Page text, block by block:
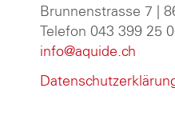
Brunnenstrasse 7 |
Telefon 043 399 25
info@aquide.ch